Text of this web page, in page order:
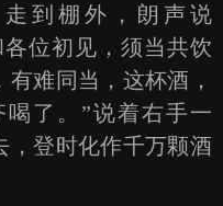
到棚外，朗声说
位初见，须当共饮
难同当，这杯酒，
了。”说着右手一
，登时化作千万颗酒